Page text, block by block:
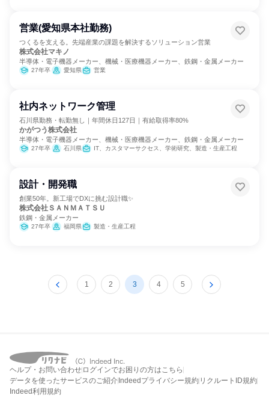
営業(愛知県本社勤務)
つくるを支える。先端産業の課題を解決するソリューション営業
株式会社マキノ
半導体・電子機器メーカー、機械・医療機器メーカー、鉄鋼・金属メーカー
27年卒 愛知県 営業
社内ネットワーク管理
石川県勤務・転勤無し｜年間休日127日｜有給取得率80%
かがつう株式会社
半導体・電子機器メーカー、機械・医療機器メーカー、鉄鋼・金属メーカー
27年卒 石川県 IT、カスタマーサクセス、学術研究、製造・生産工程
設計・開発職
創業50年。新工場でDXに挑む設計職✨
株式会社ＳＡＮＭＡＴＳＵ
鉄鋼・金属メーカー
27年卒 福岡県 製造・生産工程
1 2 3 4 5
ヘルプ・お問い合わせ ログインでお困りの方はこちら
データを使ったサービスのご紹介 Indeedプライバシー規約 リクルートID規約
Indeed利用規約